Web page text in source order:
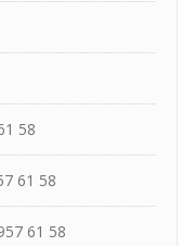
58
61 58
61 58